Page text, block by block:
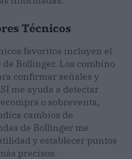
Técnicos
favoritos incluyen el
de Bollinger. Los combino
confirmar señales y
me ayuda a detectar
o sobreventa,
cambios de
de Bollinger me
y establecer puntos
precisos.